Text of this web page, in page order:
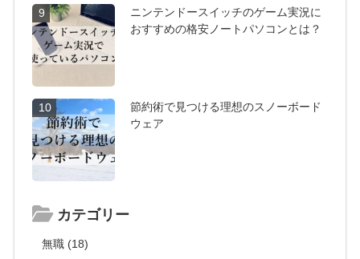
9
ニンテンドースイッチのゲーム実況に
おすすめの格安ノートパソコンとは？
10
節約術で見つける理想のスノーボード
ウェア
カテゴリー
無職 (18)